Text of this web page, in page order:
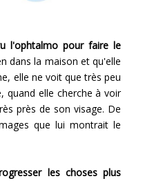
l'ophtalmo pour faire le
dans la maison et qu'elle
elle ne voit que très peu
quand elle cherche à voir
près de son visage. De
que lui montrait le
les choses plus